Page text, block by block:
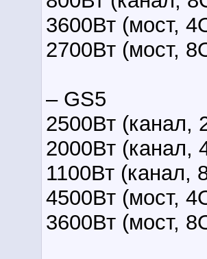
3600Вт (мост,
2700Вт (мост,
– GS5
2500Вт (канал,
2000Вт (канал,
1100Вт (канал,
4500Вт (мост,
3600Вт (мост,